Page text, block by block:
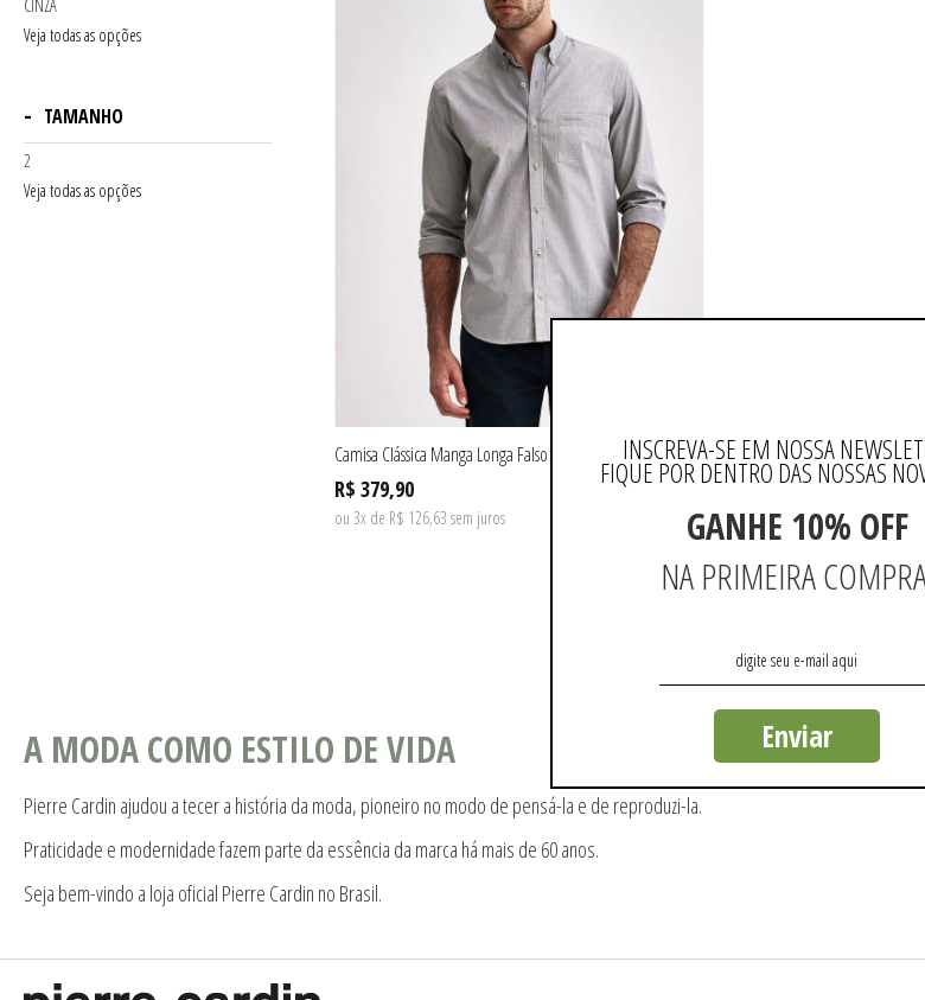
CINZA
Veja todas as opções
TAMANHO
2
Veja todas as opções
Camisa Clássica Manga Longa Falso Liso
R$ 379,90
ou 3x de R$ 126,63 sem juros
Não
A MODA COMO ESTILO DE VIDA
Pierre Cardin ajudou a tecer a história da moda, pioneiro no modo de pensá-la e de reproduzi-la.
Praticidade e modernidade fazem parte da essência da marca há mais de 60 anos.
Seja bem-vindo a loja oficial Pierre Cardin no Brasil.
INSCREVA-SE EM NOSSA
FIQUE POR DENTRO DAS NOSSAS
GANHE 10% OFF
NA PRIMEIRA
Enviar